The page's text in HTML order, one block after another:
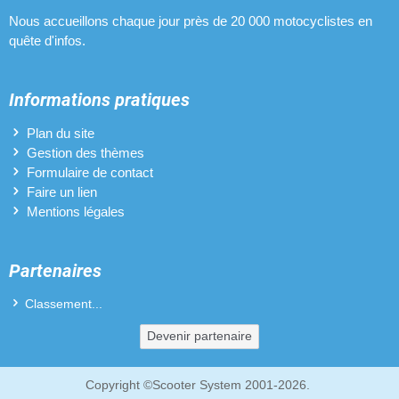
Protèges-mains pour Malaguti Drakon
Vilebrequins pour Malaguti Drakon
Nous accueillons chaque jour près de 20 000 motocyclistes en
quête d'infos.
Informations pratiques
Plan du site
Gestion des thèmes
Formulaire de contact
Faire un lien
Mentions légales
Partenaires
Classement...
Devenir partenaire
Copyright ©Scooter System 2001-2026.